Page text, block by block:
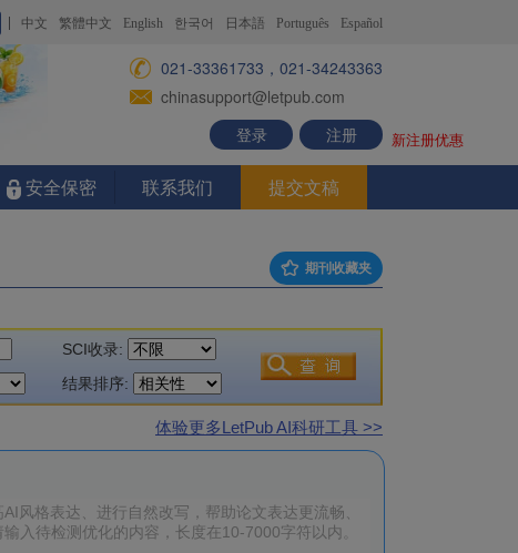
中文 繁體中文 English 한국어 日本語 Português Español
021-33361733，021-34243363
chinasupport@letpub.com
登录
注册 新注册优惠
安全保密 联系我们 提交文稿
期刊收藏夹
SCI收录:
结果排序:
体验更多LetPub AI科研工具 >>